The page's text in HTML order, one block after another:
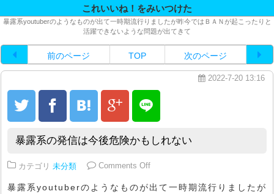
これいいね！をみいつけた
暴露系youtuberのようなものが出て一時期流行りましたが昨今ではＢＡＮが起こったりと
活躍できないような問題が出てきて
前のページ TOP 次のページ
2022-7-20 13:16
暴露系の発信は今後危険かもしれない
カテゴリ 未分類 Comments Offon 暴露系の発信は今後危険かもし
暴露系youtuberのようなものが出て一時期流行りましたが